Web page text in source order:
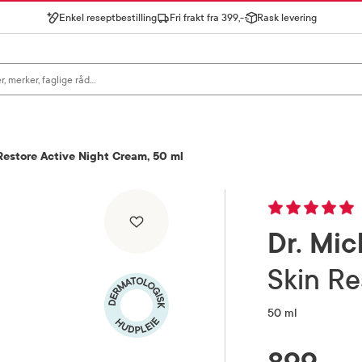
Enkel reseptbestilling Fri frakt fra 399,- Rask levering
Active Night Cream, 50 ml
Dr.
Skin
50 ml
RABATTPROSENT